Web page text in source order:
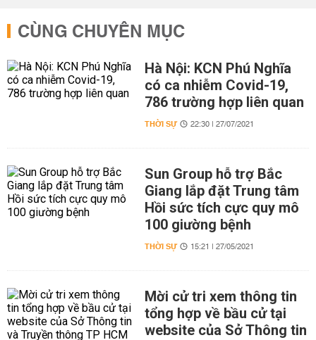
CÙNG CHUYÊN MỤC
Hà Nội: KCN Phú Nghĩa
có ca nhiễm Covid-19,
786 trường hợp liên quan
THỜI SỰ 22:30 | 27/07/2021
Sun Group hỗ trợ Bắc
Giang lắp đặt Trung tâm
Hồi sức tích cực quy mô
100 giường bệnh
THỜI SỰ 15:21 | 27/05/2021
Mời cử tri xem thông tin
tổng hợp về bầu cử tại
website của Sở Thông tin